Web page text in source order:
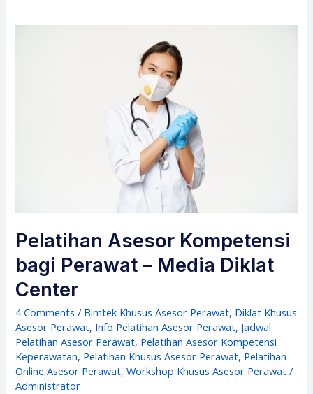
Pelatihan Asesor Kompetensi
bagi Perawat – Media Diklat
Center
4 Comments / Bimtek Khusus Asesor Perawat, Diklat Khusus
Asesor Perawat, Info Pelatihan Asesor Perawat, Jadwal
Pelatihan Asesor Perawat, Pelatihan Asesor Kompetensi
Keperawatan, Pelatihan Khusus Asesor Perawat, Pelatihan
Online Asesor Perawat,Workshop Khusus Asesor Perawat /
Administrator